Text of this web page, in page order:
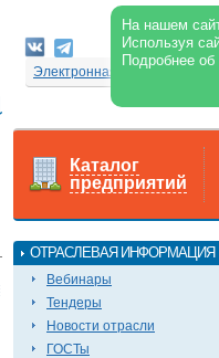
На нашем
Используя
Подробнее
Электронная версия
Каталог
предприятий
ОТРАСЛЕВАЯ ИНФОРМАЦИЯ
Вебинары
Тендеры
Новости отрасли
ГОСТы